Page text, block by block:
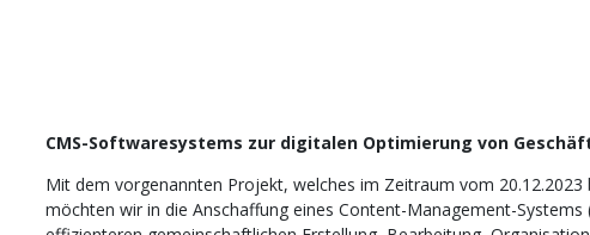
CMS-Softwaresystems zur digitalen Optimierung von
Mit dem vorgenannten Projekt, welches im Zeitraum vom
möchten wir in die Anschaffung eines Content-Management-